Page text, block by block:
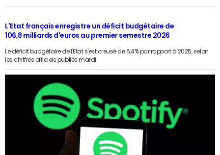
L'Etat français enregistre un déficit budgétaire de
106,8 milliards d'euros au premier semestre 2026
Le déficit budgétaire de l'Etat s'est creusé de 6,4% par rapport à 2025, selon
les chiffres officiels publiés mardi.